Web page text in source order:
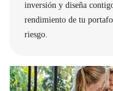
inversión y diseña
rendimiento de tu
riesgo.